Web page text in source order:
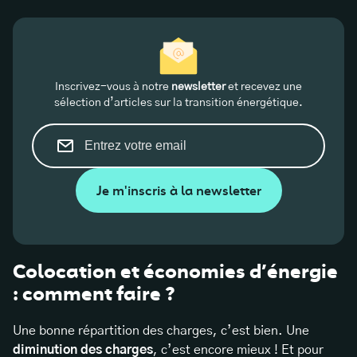
Inscrivez-vous à notre newsletteret recevez une
sélection d’articles sur la transition énergétique.
Je m'inscris à la newsletter
Colocation et économies d’énergie
: comment faire ?
Une bonne répartition des charges, c’est bien. Une
diminution des charges, c’est encore mieux ! Et pour